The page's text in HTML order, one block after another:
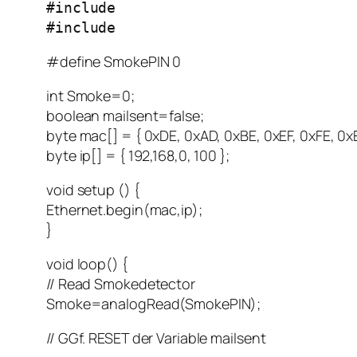
#include
#include
#define SmokePIN 0
int Smoke=0;
boolean mailsent=false;
byte mac[] = { 0xDE, 0xAD, 0xBE, 0xEF, 0xFE,
byte ip[] = { 192,168,0, 100 };
void setup () {
Ethernet.begin(mac,ip);
}
void loop() {
// Read Smokedetector
Smoke=analogRead(SmokePIN);
// GGf. RESET der Variable mailsent